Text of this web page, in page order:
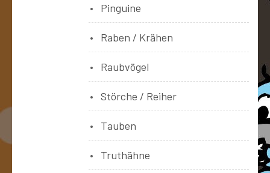
Pinguine
Raben / Krähen
Raubvögel
Störche / Reiher
Tauben
Truthähne